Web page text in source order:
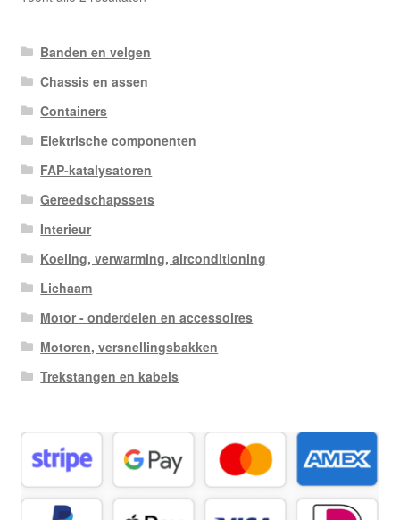
Banden en velgen
Chassis en assen
Containers
Elektrische componenten
FAP-katalysatoren
Gereedschapssets
Interieur
Koeling, verwarming, airconditioning
Lichaam
Motor - onderdelen en accessoires
Motoren, versnellingsbakken
Trekstangen en kabels